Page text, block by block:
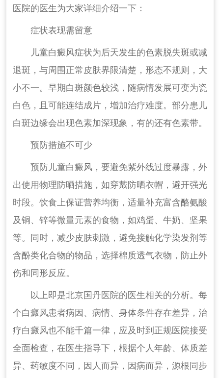
医院的医生为大家详细介绍一下：
症状表现需留意
儿童白癜风症状为后天发生的色素脱失斑或减
退斑，与周围正常皮肤界限清楚，形态不规则，大
小不一。早期白斑颜色较浅，随病情发展可变为瓷
白色，且可能连结成片，增加治疗难度。部分患儿
白斑边缘会出现色素加深现象，有的还有色素带。
预防措施不可少
预防儿童白癜风，要避免紫外线过度暴露，外
出使用物理防晒措施，如穿戴防晒衣帽，避开强光
时段。饮食上保证营养均衡，适量补充富含酪氨酸
及铜、锌等微量元素的食物，如鸡蛋、牛奶、坚果
等。同时，减少皮肤刺激，避免接触化学染发剂等
含酚类化合物的物品，选择棉质透气衣物，防止外
伤和同形反应。
以上即是北京国丹医院的医生相关的分析。每
个白癜风患者病因、病情、身体条件存在差异，治
疗白癜风也不能千篇一律，应及时到正规医院接受
全面检查，在医生指导下，根据个人年龄、体质差
异、药敏度不同，因人而异，因病而异，源根同步